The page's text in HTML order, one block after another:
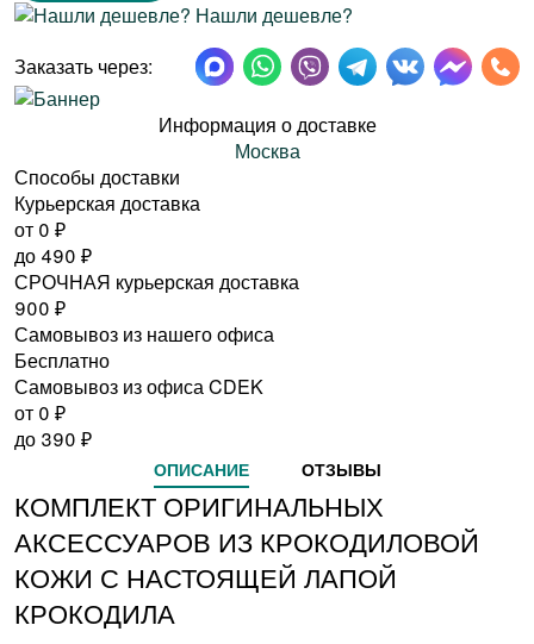
Нашли дешевле?
Заказать через:
Информация о доставке
Москва
Способы доставки
Курьерская доставка
от 0 ₽
до 490 ₽
СРОЧНАЯ курьерская доставка
900 ₽
Самовывоз из нашего офиса
Бесплатно
Самовывоз из офиса CDEK
от 0 ₽
до 390 ₽
ОПИСАНИЕ ОТЗЫВЫ
КОМПЛЕКТ ОРИГИНАЛЬНЫХ
АКСЕССУАРОВ ИЗ КРОКОДИЛОВОЙ
КОЖИ С НАСТОЯЩЕЙ ЛАПОЙ
КРОКОДИЛА